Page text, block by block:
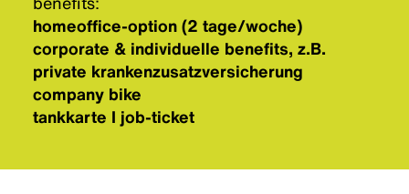
homeoffice-option (2 tage/woche)
corporate & individuelle benefits, z.B.
private krankenzusatzversicherung
company bike
tankkarte I job-ticket